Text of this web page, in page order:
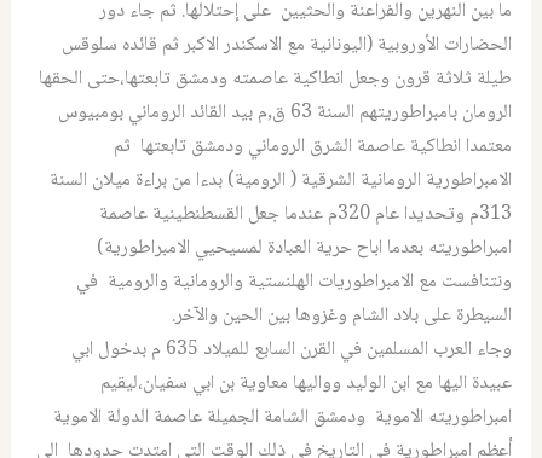
ما بين النهرين والفراعنة والحثيين على إحتلالها. ثم جاء دور
الحضارات الأوروبية (اليونانية مع الاسكندر الاكبر ثم قائده سلوقس
طيلة ثلاثة قرون وجعل انطاكية عاصمته ودمشق تابعتها،حتى الحقها
الرومان بامبراطوريتهم السنة 63 ق,م بيد القائد الروماني بومبيوس
معتمدا انطاكية عاصمة الشرق الروماني ودمشق تابعتها ثم
الامبراطورية الرومانية الشرقية ( الرومية) بدءا من براءة ميلان السنة
313م وتحديدا عام 320م عندما جعل القسطنطينية عاصمة
امبراطوريته بعدما اباح حرية العبادة لمسيحيي الامبراطورية)
ونتنافست مع الامبراطوريات الهلنستية والرومانية والرومية في
السيطرة على بلاد الشام وغزوها بين الحين والآخر.
وجاء العرب المسلمين في القرن السابع للميلاد 635 م بدخول ابي
عبيدة اليها مع ابن الوليد وواليها معاوية بن ابي سفيان،ليقيم
امبراطوريته الاموية ودمشق الشامة الجميلة عاصمة الدولة الاموية
أعظم امبراطورية في التاريخ في ذلك الوقت التي امتدت حدودها الى